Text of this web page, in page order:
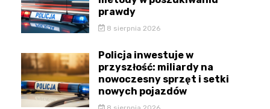
prawdy
8 sierpnia 2026
Policja inwestuje w
przyszłość: miliardy na
nowoczesny sprzęt i setki
nowych pojazdów